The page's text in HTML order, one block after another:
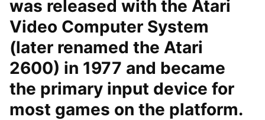
was released with the Atari
Video Computer System
(later renamed the Atari
2600) in 1977 and became
the primary input device for
most games on the platform.